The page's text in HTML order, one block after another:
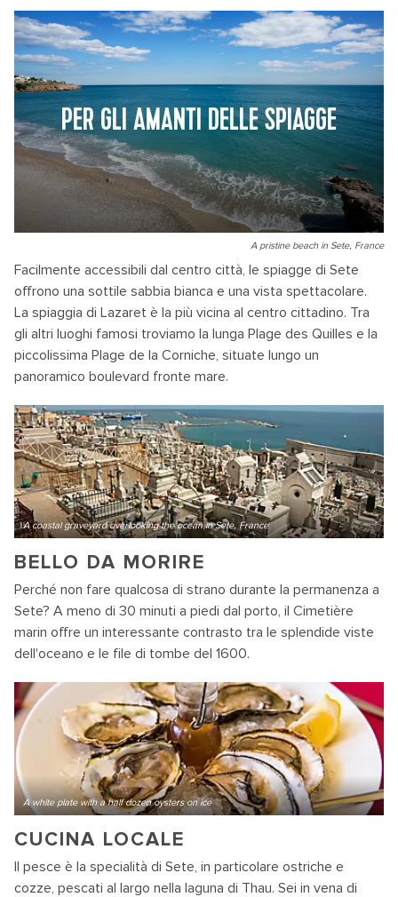
PER GLI AMANTI DELLE SPIAGGE
A pristine beach in Sete, France
Facilmente accessibili dal centro città, le spiagge di Sete
offrono una sottile sabbia bianca e una vista spettacolare.
La spiaggia di Lazaret è la più vicina al centro cittadino. Tra
gli altri luoghi famosi troviamo la lunga Plage des Quilles e la
piccolissima Plage de la Corniche, situate lungo un
panoramico boulevard fronte mare.
A coastal graveyard overlooking the ocean in Sete, France
BELLO DA MORIRE
Perché non fare qualcosa di strano durante la permanenza a
Sete? A meno di 30 minuti a piedi dal porto, il Cimetière
marin offre un interessante contrasto tra le splendide viste
dell'oceano e le file di tombe del 1600.
A white plate with a half dozen oysters on ice
CUCINA LOCALE
Il pesce è la specialità di Sete, in particolare ostriche e
cozze, pescati al largo nella laguna di Thau. Sei in vena di